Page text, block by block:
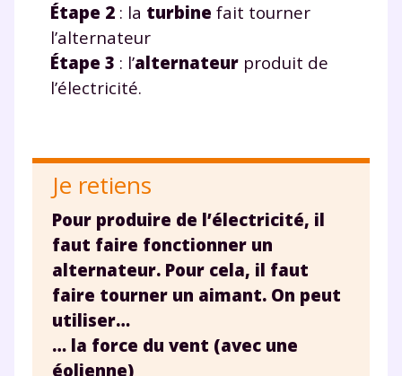
Étape 2 : la turbine fait tourner
l’alternateur
Étape 3 : l’alternateur produit de
l’électricité.
Je retiens
Pour produire de l’électricité, il
faut faire fonctionner un
alternateur. Pour cela, il faut
faire tourner un aimant. On peut
utiliser…
… la force du vent (avec une
éolienne)
Fiches de cours et vidéos,exercices
corrigés,podcasts de révisions
Unespace dédié aux parentspour
suivre les progrès
à la demande par tchat, audio ou
vidéo
TESTER GRATUITEMENT
renseignant votre e-mail, vous consentez à ce que vos
données à caractère personnel soient traitées par SEJER, sous